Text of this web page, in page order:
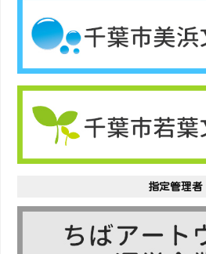
指定管理者